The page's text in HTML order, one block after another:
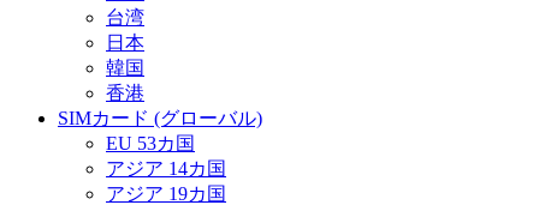
台湾
日本
韓国
香港
SIMカード (グローバル)
EU 53カ国
アジア 14カ国
アジア 19カ国